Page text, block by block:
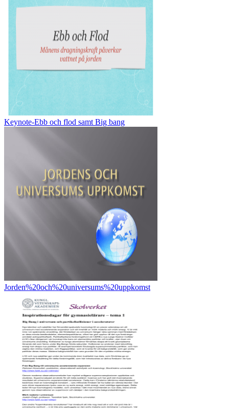
Keynote-Ebb och flod samt Big bang
Jorden%20och%20universums%20uppkomst